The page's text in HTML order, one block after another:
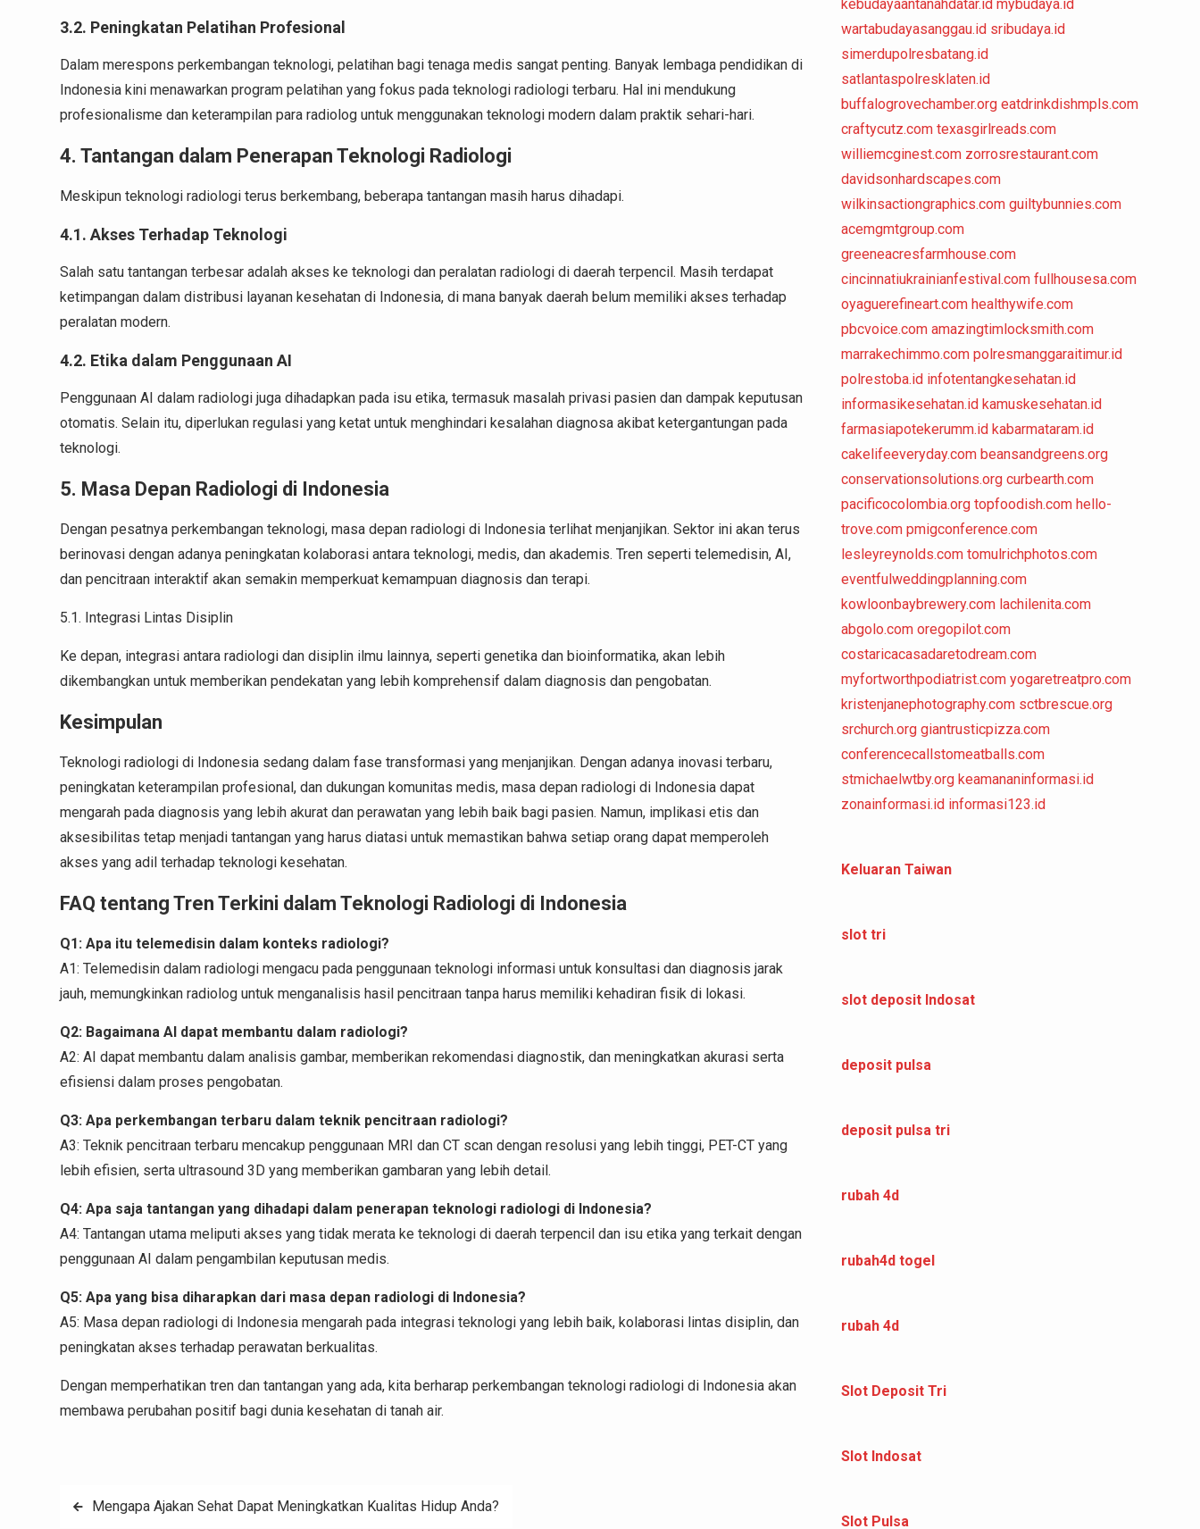
3.2. Peningkatan Pelatihan Profesional
Dalam merespons perkembangan teknologi, pelatihan bagi tenaga medis sangat penting. Banyak lembaga pendidikan di
Indonesia kini menawarkan program pelatihan yang fokus pada teknologi radiologi terbaru. Hal ini mendukung
profesionalisme dan keterampilan para radiolog untuk menggunakan teknologi modern dalam praktik sehari-hari.
4. Tantangan dalam Penerapan Teknologi Radiologi
Meskipun teknologi radiologi terus berkembang, beberapa tantangan masih harus dihadapi.
4.1. Akses Terhadap Teknologi
Salah satu tantangan terbesar adalah akses ke teknologi dan peralatan radiologi di daerah terpencil. Masih terdapat
ketimpangan dalam distribusi layanan kesehatan di Indonesia, di mana banyak daerah belum memiliki akses terhadap
peralatan modern.
4.2. Etika dalam Penggunaan AI
Penggunaan AI dalam radiologi juga dihadapkan pada isu etika, termasuk masalah privasi pasien dan dampak keputusan
otomatis. Selain itu, diperlukan regulasi yang ketat untuk menghindari kesalahan diagnosa akibat ketergantungan pada
teknologi.
5. Masa Depan Radiologi di Indonesia
Dengan pesatnya perkembangan teknologi, masa depan radiologi di Indonesia terlihat menjanjikan. Sektor ini akan terus
berinovasi dengan adanya peningkatan kolaborasi antara teknologi, medis, dan akademis. Tren seperti telemedisin, AI,
dan pencitraan interaktif akan semakin memperkuat kemampuan diagnosis dan terapi.
5.1. Integrasi Lintas Disiplin
Ke depan, integrasi antara radiologi dan disiplin ilmu lainnya, seperti genetika dan bioinformatika, akan lebih
dikembangkan untuk memberikan pendekatan yang lebih komprehensif dalam diagnosis dan pengobatan.
Kesimpulan
Teknologi radiologi di Indonesia sedang dalam fase transformasi yang menjanjikan. Dengan adanya inovasi terbaru,
peningkatan keterampilan profesional, dan dukungan komunitas medis, masa depan radiologi di Indonesia dapat
mengarah pada diagnosis yang lebih akurat dan perawatan yang lebih baik bagi pasien. Namun, implikasi etis dan
aksesibilitas tetap menjadi tantangan yang harus diatasi untuk memastikan bahwa setiap orang dapat memperoleh
akses yang adil terhadap teknologi kesehatan.
FAQ tentang Tren Terkini dalam Teknologi Radiologi di Indonesia
Q1: Apa itu telemedisin dalam konteks radiologi?
A1: Telemedisin dalam radiologi mengacu pada penggunaan teknologi informasi untuk konsultasi dan diagnosis jarak
jauh, memungkinkan radiolog untuk menganalisis hasil pencitraan tanpa harus memiliki kehadiran fisik di lokasi.
Q2: Bagaimana AI dapat membantu dalam radiologi?
A2: AI dapat membantu dalam analisis gambar, memberikan rekomendasi diagnostik, dan meningkatkan akurasi serta
efisiensi dalam proses pengobatan.
Q3: Apa perkembangan terbaru dalam teknik pencitraan radiologi?
A3: Teknik pencitraan terbaru mencakup penggunaan MRI dan CT scan dengan resolusi yang lebih tinggi, PET-CT yang
lebih efisien, serta ultrasound 3D yang memberikan gambaran yang lebih detail.
Q4: Apa saja tantangan yang dihadapi dalam penerapan teknologi radiologi di Indonesia?
A4: Tantangan utama meliputi akses yang tidak merata ke teknologi di daerah terpencil dan isu etika yang terkait dengan
penggunaan AI dalam pengambilan keputusan medis.
Q5: Apa yang bisa diharapkan dari masa depan radiologi di Indonesia?
A5: Masa depan radiologi di Indonesia mengarah pada integrasi teknologi yang lebih baik, kolaborasi lintas disiplin, dan
peningkatan akses terhadap perawatan berkualitas.
Dengan memperhatikan tren dan tantangan yang ada, kita berharap perkembangan teknologi radiologi di Indonesia akan
membawa perubahan positif bagi dunia kesehatan di tanah air.
PostMengapa Ajakan Sehat Dapat Meningkatkan Kualitas Hidup Anda?
kebudayaantanahdatar.id mybudaya.id
wartabudayasanggau.id sribudaya.id
simerdupolresbatang.id
satlantaspolresklaten.id
buffalogrovechamber.org eatdrinkdishmpls.com
craftycutz.com texasgirlreads.com
williemcginest.com zorrosrestaurant.com
davidsonhardscapes.com
wilkinsactiongraphics.com guiltybunnies.com
acemgmtgroup.com
greeneacresfarmhouse.com
cincinnatiukrainianfestival.com fullhousesa.com
oyaguerefineart.com healthywife.com
pbcvoice.com amazingtimlocksmith.com
marrakechimmo.com polresmanggaraitimur.id
polrestoba.id infotentangkesehatan.id
informasikesehatan.id kamuskesehatan.id
farmasiapotekerumm.id kabarmataram.id
cakelifeeveryday.com beansandgreens.org
conservationsolutions.org curbearth.com
pacificocolombia.org topfoodish.com hello-
trove.com pmigconference.com
lesleyreynolds.com tomulrichphotos.com
eventfulweddingplanning.com
kowloonbaybrewery.com lachilenita.com
abgolo.com oregopilot.com
costaricacasadaretodream.com
myfortworthpodiatrist.com yogaretreatpro.com
kristenjanephotography.com sctbrescue.org
srchurch.org giantrusticpizza.com
conferencecallstomeatballs.com
stmichaelwtby.org keamananinformasi.id
zonainformasi.id informasi123.id
Keluaran Taiwan
slot tri
slot deposit Indosat
deposit pulsa
deposit pulsa tri
rubah 4d
rubah4d togel
rubah 4d
Slot Deposit Tri
Slot Indosat
Slot Pulsa